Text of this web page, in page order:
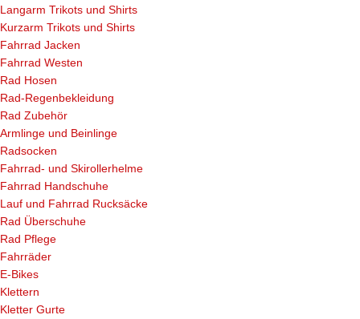
Langarm Trikots und Shirts
Kurzarm Trikots und Shirts
Fahrrad Jacken
Fahrrad Westen
Rad Hosen
Rad-Regenbekleidung
Rad Zubehör
Armlinge und Beinlinge
Radsocken
Fahrrad- und Skirollerhelme
Fahrrad Handschuhe
Lauf und Fahrrad Rucksäcke
Rad Überschuhe
Rad Pflege
Fahrräder
E-Bikes
Klettern
Kletter Gurte